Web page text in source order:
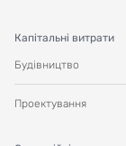
Капітальні витрати
Будівництво
Проектування